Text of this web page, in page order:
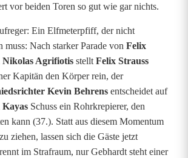
vor beiden Toren so gut wie gar nichts.
Ein Elfmeterpfiff, der nicht
muss: Nach starker Parade von Felix
Nikolas Agrifiotis stellt Felix Strauss
Kapitän den Körper rein, der
Kevin Behrens entscheidet auf
Schuss ein Rohrkrepierer, den
kann (37.). Statt aus diesem Momentum
ziehen, lassen sich die Gäste jetzt
im Strafraum, nur Gebhardt steht einer